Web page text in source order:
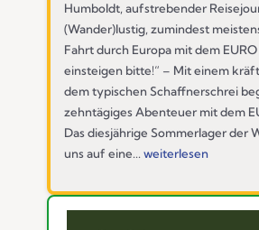
Humboldt, aufstrebender
(Wander)lustig, zumindest
Fahrt durch Europa mit dem EURO
einsteigen bitte!“ – Mit einem
dem typischen Schaffnerschrei
zehntägiges Abenteuer mit dem
Das diesjährige Sommerlager der
uns auf eine... weiterlesen